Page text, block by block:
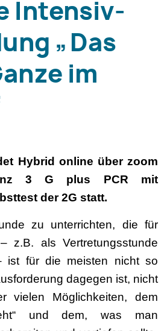
Intensiv-
„Das
im
Hybrid online über zoom
3 G plus PCR mit
der 2G statt.
zu unterrichten, die für
z.B. als Vertretungsstunde
ist für die meisten nicht so
dagegen ist, nicht
vielen Möglichkeiten, dem
und dem, was man